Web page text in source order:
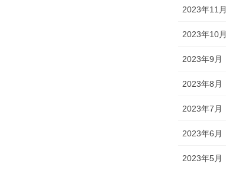
2023年11月
2023年10月
2023年9月
2023年8月
2023年7月
2023年6月
2023年5月